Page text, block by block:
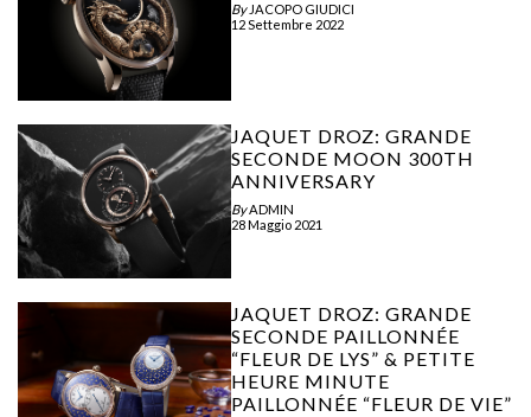
By JACOPO GIUDICI
12 Settembre 2022
JAQUET DROZ: GRANDE
SECONDE MOON 300TH
ANNIVERSARY
ByADMIN
28 Maggio 2021
JAQUET DROZ: GRANDE
SECONDE PAILLONNÉE
“FLEUR DE LYS” & PETITE
HEURE MINUTE
PAILLONNÉE “FLEUR DE VIE”